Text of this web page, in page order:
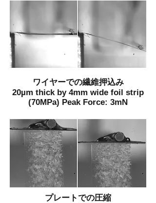
ワイヤーでの繊維押込み
20µm thick by 4mm wide foil strip
(70MPa) Peak Force: 3mN
プレートでの圧縮